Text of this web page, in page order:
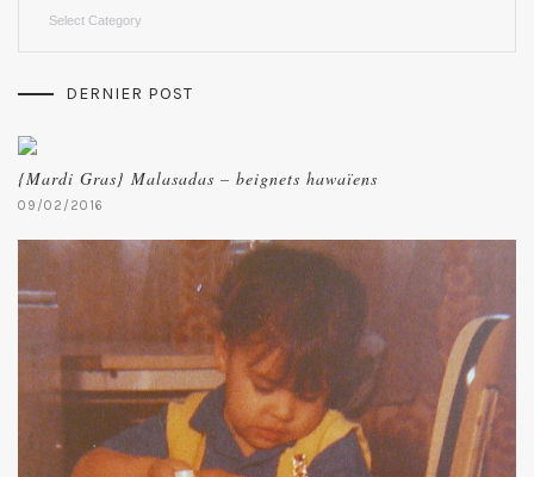
DERNIER POST
{Mardi Gras} Malasadas – beignets hawaïens
09/02/2016